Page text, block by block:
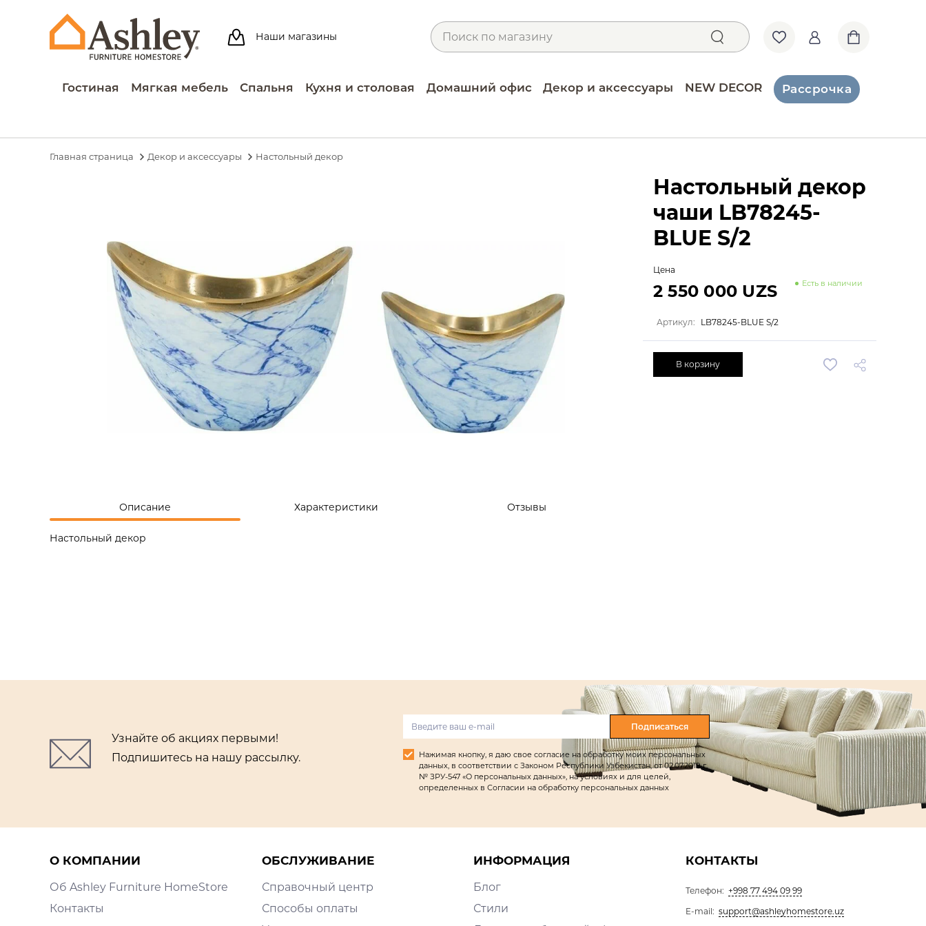
Наши магазины
Гостиная Мягкая мебель Спальня Кухня и столовая Домашний офис Декор и аксессуары NEW DECOR Рассрочка
Главная страница Декор и аксессуары Настольный декор
Описание Характеристики Отзывы
Настольный декор
Настольный декор
чаши LB78245-
BLUE S/2
Цена
Есть в наличии
2 550 000 UZS
Артикул: LB78245-BLUE S/2
В корзину
Узнайте об акциях первыми!
Подпишитесь на нашу рассылку.
Подписаться
Нажимая кнопку, я даю свое согласие на обработку моих персональных
данных, в соответствии с Законом Республики Узбекистан, от 02.07.2019 г.
№ ЗРУ-547 «О персональных данных», на условиях и для целей,
определенных в Согласии на обработку персональных данных
О КОМПАНИИ
Об Ashley Furniture HomeStore
Контакты
ОБСЛУЖИВАНИЕ
Справочный центр
Способы оплаты
ИНФОРМАЦИЯ
Блог
Стили
КОНТАКТЫ
Телефон: +998 77 494 09 99
E-mail: support@ashleyhomestore.uz